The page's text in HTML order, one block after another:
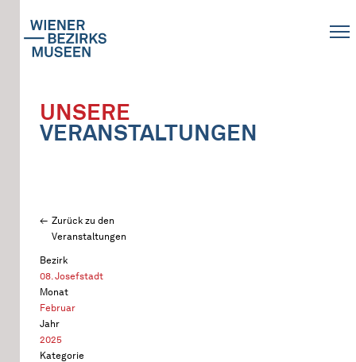
UNSERE
VERANSTALTUNGEN
Zurück zu den
Veranstaltungen
Bezirk
08. Josefstadt
Monat
Februar
Jahr
2025
Kategorie